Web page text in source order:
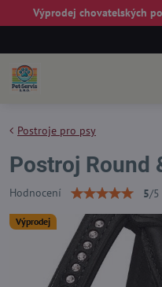
Výprodej chovatelských
Výprodej
Postroje pro psy
Postroj Round
Hodnocení 5/5